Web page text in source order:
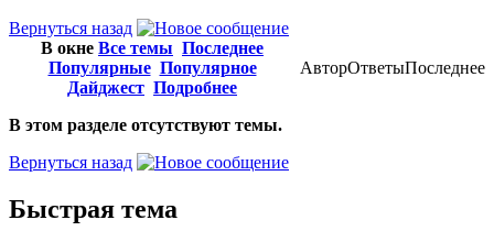
Вернуться назад
В окне Все темы Последнее
Популярные Популярное
Дайджест Подробнее
АвторОтветыПоследнее
В этом разделе отсутствуют темы.
Вернуться назад
Быстрая тема